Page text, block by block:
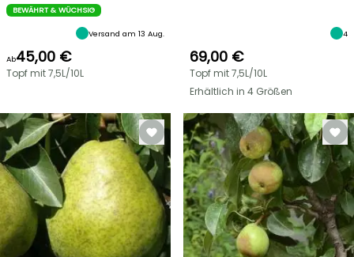
BEWÄHRT & WÜCHSIG
Versand am 13 Aug.
Ab45,00 €
Topf mit 7,5L/10L
4
69,00 €
Topf mit 7,5L/10L
Erhältlich in 4 Größen